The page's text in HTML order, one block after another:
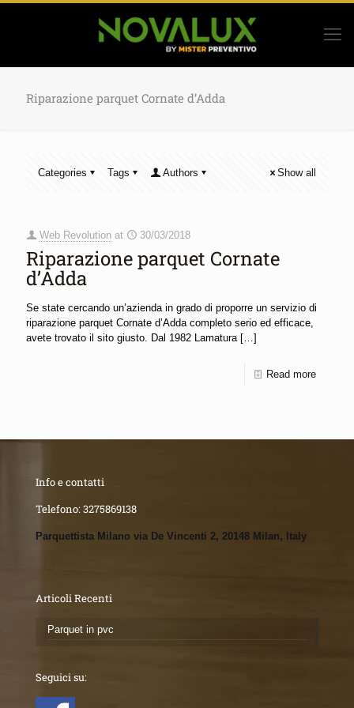
Riparazione parquet Cornate d’Adda
Categories Tags Authors Show all
Web Revolution at 30/03/2018
Riparazione parquet Cornate
d’Adda
Se state cercando un’azienda in grado di proporre un servizio di
riparazione parquet Cornate d’Adda completo serio ed efficace,
avete trovato il sito giusto. Dal 1982 Lamatura[…]
Read more
Info e contatti
Telefono:3275869138
Parquettista Milano via De Vincenti 2, 20148 Milan, Italy
Articoli Recenti
Parquet in pvc
Seguici su: